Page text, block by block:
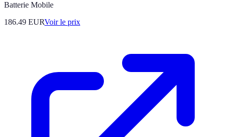
Batterie Mobile
186.49 EURVoir le prix